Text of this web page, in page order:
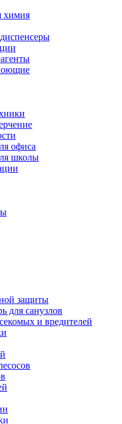
химия
офиса
школы
защиты
для санузлов
и вредителей